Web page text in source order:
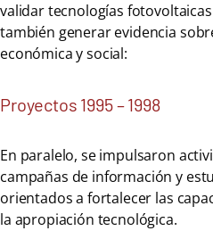
validar tecnologías
también generar evidencia
económica y social:
Proyectos 1995 – 1998
En paralelo, se impulsaron
campañas de información y
orientados a fortalecer las
la apropiación tecnológica.